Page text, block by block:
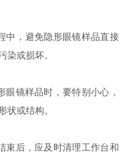
，避免隐形眼镜样品直接
染或损坏。
镜样品时，要特别小心，
状或结构。
后，应及时清理工作台和